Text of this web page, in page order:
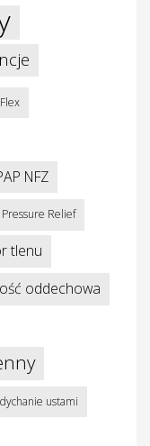
NFZ
Relief
tlenu
oddechowa
ustami